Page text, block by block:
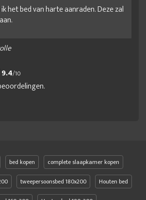
het bed van harte aanraden. Deze zal
9.4/10
bed kopen
complete slaapkamer kopen
tweepersoonsbed 180x200
Houten bed